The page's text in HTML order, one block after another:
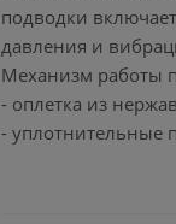
подводки
давления и
Механизм работы
- оплетка из
- уплотнительные